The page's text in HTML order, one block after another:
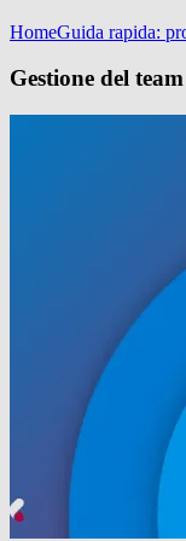
HomeGuida rapida:
Gestione del team